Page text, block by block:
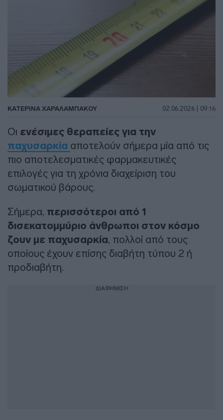
ΚΑΤΕΡΙΝΑ ΧΑΡΑΛΑΜΠΑΚΟΥ 02.06.2026 | 09:16
Οι ενέσιμες θεραπείες για την
παχυσαρκία αποτελούν σήμερα μία από τις
πιο αποτελεσματικές φαρμακευτικές
επιλογές για τη χρόνια διαχείριση του
σωματικού βάρους.
Σήμερα, περισσότεροι από 1
δισεκατομμύριο άνθρωποι στον κόσμο
ζουν με παχυσαρκία, πολλοί από τους
οποίους έχουν επίσης διαβήτη τύπου 2 ή
προδιαβήτη.
ΔΙΑΦΗΜΙΣΗ